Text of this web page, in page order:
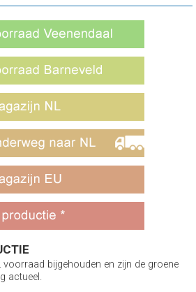
voorraad bijgehouden en zijn de groene
actueel.